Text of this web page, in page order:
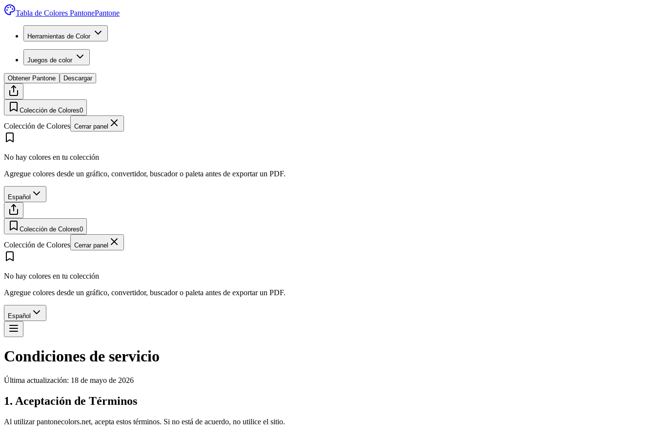
Tabla de Colores PantonePantone
Herramientas de Color
Juegos de color
Obtener Pantone Descargar
Colección de Colores0
Colección de Colores Cerrar panel
No hay colores en tu colección
Agregue colores desde un gráfico, convertidor, buscador o paleta antes de exportar un PDF.
Español
Colección de Colores0
Colección de Colores Cerrar panel
No hay colores en tu colección
Agregue colores desde un gráfico, convertidor, buscador o paleta antes de exportar un PDF.
Español
Condiciones de servicio
Última actualización: 18 de mayo de 2026
1. Aceptación de Términos
Al utilizar pantonecolors.net, acepta estos términos. Si no está de acuerdo, no utilice el sitio.